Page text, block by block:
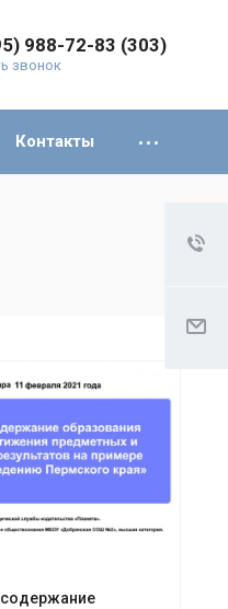
988-72-83 (303)
звонок
Контакты